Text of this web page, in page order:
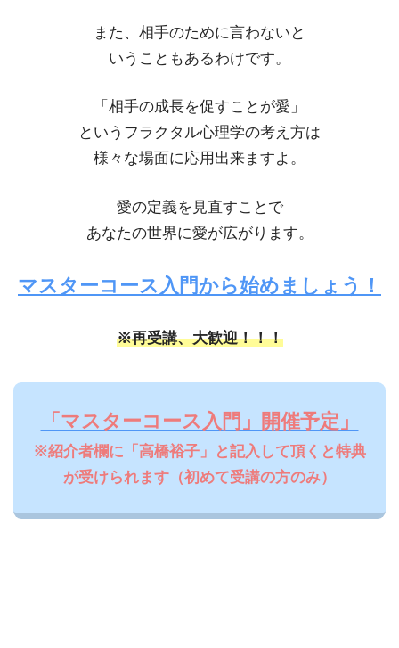
また、相手のために言わないと
いうこともあるわけです。
「相手の成長を促すことが愛」
というフラクタル心理学の考え方は
様々な場面に応用出来ますよ。
愛の定義を見直すことで
あなたの世界に愛が広がります。
マスターコース入門から始めましょう！
※再受講、大歓迎！！！
「マスターコース入門」開催予定」
※紹介者欄に「高橋裕子」と記入して頂くと特典
が受けられます（初めて受講の方のみ）